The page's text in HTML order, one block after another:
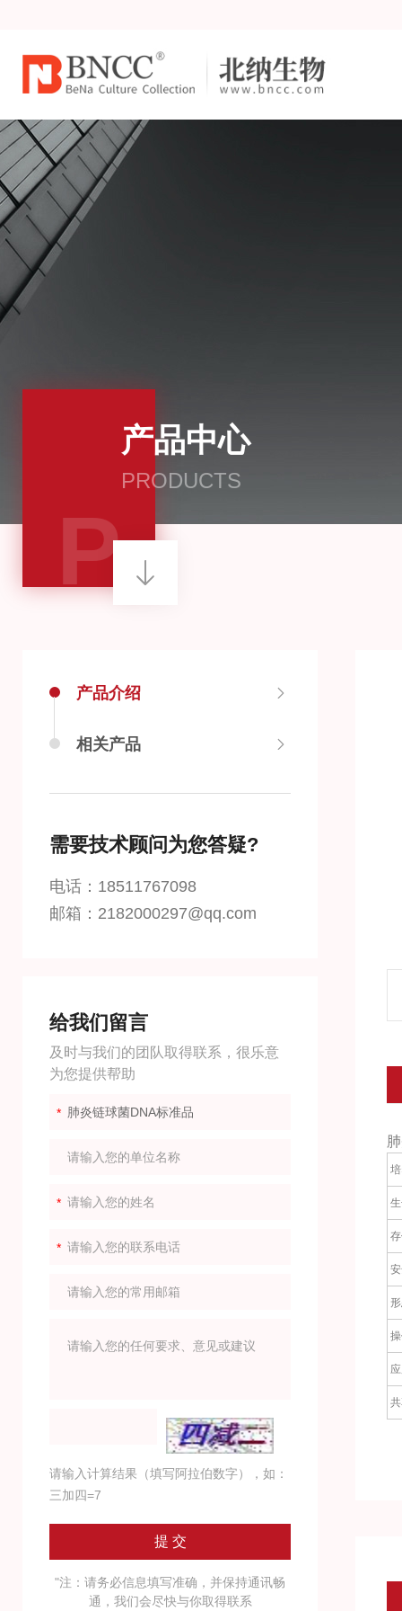
产品中心
PRODUCTS
P
产品介绍
相关产品
需要技术顾问为您答疑?
电话：18511767098
邮箱：2182000297@qq.com
给我们留言
及时与我们的团队取得联系，很乐意
为您提供帮助
请输入计算结果（填写阿拉伯数字），如：
三加四=7
"注：请务必信息填写准确，并保持通讯畅
通，我们会尽快与你取得联系